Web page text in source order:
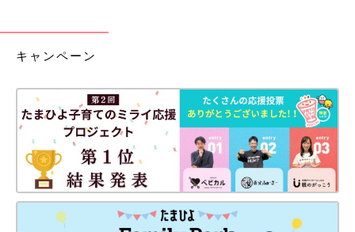
キャンペーン